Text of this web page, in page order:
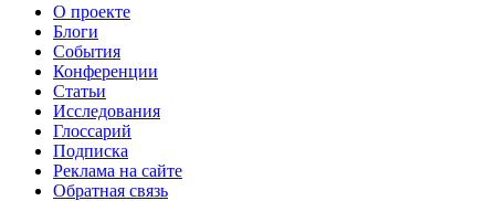
О проекте
Блоги
События
Конференции
Статьи
Исследования
Глоссарий
Подписка
Реклама на сайте
Обратная связь